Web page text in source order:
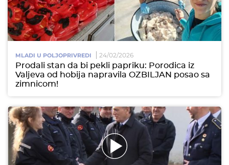
MLADI U POLJOPRIVREDI 24/02/2026
Prodali stan da bi pekli papriku: Porodica iz
Valjeva od hobija napravila OZBILJAN posao sa
zimnicom!